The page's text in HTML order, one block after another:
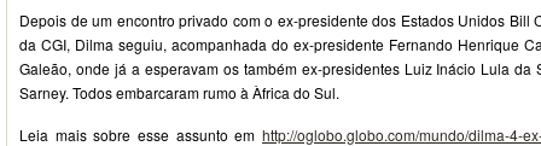
Depois de um encontro privado com o ex-presidente dos Estados Unidos Bill
da CGI, Dilma seguiu, acompanhada do ex-presidente Fernando Henrique
Galeão, onde já a esperavam os também ex-presidentes Luiz Inácio Lula da
Sarney. Todos embarcaram rumo à Àfrica do Sul.
Leia mais sobre esse assunto em http://oglobo.globo.com/mundo/dilma-4-